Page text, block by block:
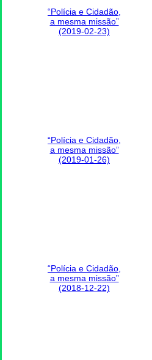
“Polícia e Cidadão,
a mesma missão”
(2019-02-23)
“Polícia e Cidadão,
a mesma missão”
(2019-01-26)
“Polícia e Cidadão,
a mesma missão”
(2018-12-22)